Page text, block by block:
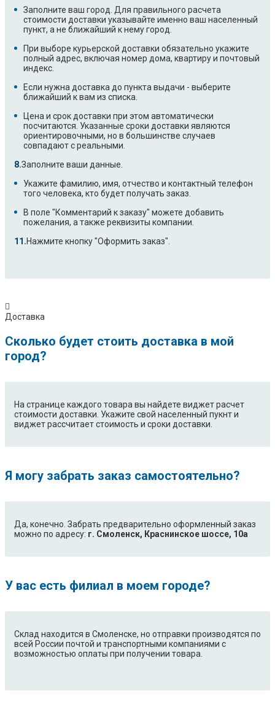
Заполните ваш город. Для правильного расчета
стоимости доставки указывайте именно ваш населенный
пункт, а не ближайший к нему город.
При выборе курьерской доставки обязательно укажите
полный адрес, включая номер дома, квартиру и почтовый
индекс.
Если нужна доставка до пункта выдачи - выберите
ближайший к вам из списка.
Цена и срок доставки при этом автоматически
посчитаются. Указанные сроки доставки являются
ориентировочными, но в большинстве случаев
совпадают с реальными.
Заполните ваши данные.
Укажите фамилию, имя, отчество и контактный телефон
того человека, кто будет получать заказ.
В поле "Комментарий к заказу" можете добавить
пожелания, а также реквизиты компании.
Нажмите кнопку "Оформить заказ".
Доставка
Сколько будет стоить доставка в мой
город?
На странице каждого товара вы найдете виджет расчет
стоимости доставки. Укажите свой населенный пукнт и
виджет рассчитает стоимость и сроки доставки.
Я могу забрать заказ самостоятельно?
Да, конечно. Забрать предварительно оформленный заказ
можно по адресу: г. Смоленск, Краснинское шоссе, 10а
У вас есть филиал в моем городе?
Склад находится в Смоленске, но отправки производятся по
всей России почтой и транспортными компаниями с
возможностью оплаты при получении товара.